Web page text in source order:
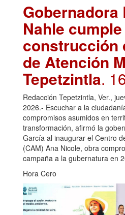
Gobernadora
Nahle
construcción
de Atención
Tepetzintla.
Redacción Tepetzintla, Ver.,
2026.- Escuchar a la
compromisos asumidos en
transformación, afirmó la
García al inaugurar el Centro
(CAM) Ana Nicole, obra
campaña a la gubernatura en
Hora Cero